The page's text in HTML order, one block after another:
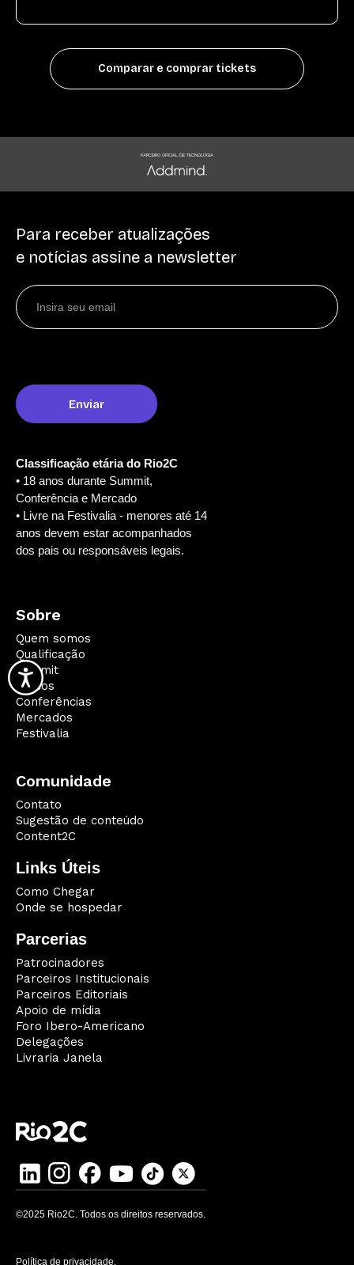
Comparar e comprar tickets
PARCEIRO OFICIAL DE TECNOLOGIA
Para receber atualizações
e notícias assine a newsletter
Classificação etária do Rio2C
• 18 anos durante Summit,
Conferência e Mercado
• Livre na Festivalia - menores até 14
anos devem estar acompanhados
dos pais ou responsáveis legais.
Sobre
Quem somos
Qualificação
Summit
Palcos
Conferências
Mercados
Festivalia
Comunidade
Contato
Sugestão de conteúdo
Content2C
Links Úteis
Como Chegar
Onde se hospedar
Parcerias
Patrocinadores
Parceiros Institucionais
Parceiros Editoriais
Apoio de mídia
Foro Ibero-Americano
Delegações
Livraria Janela
©2025 Rio2C. Todos os direitos reservados.
Política de privacidade.